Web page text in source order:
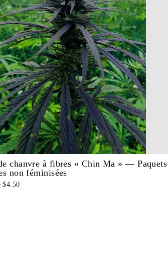
S'ABONNER
chanvre à fibres « Chin Ma » — Paquets
non féminisées
$4.50